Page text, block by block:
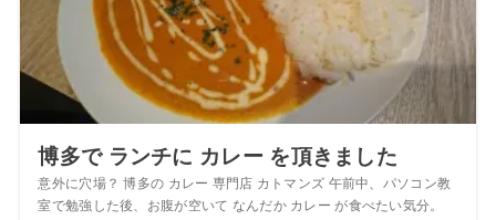
博多で ランチに カレー を頂きました
意外に穴場？ 博多の カレー 専門店 カトマンズ 午前中、パソコン教
室で勉強した後、お腹が空いて なんだか カレー が食べたい気分。